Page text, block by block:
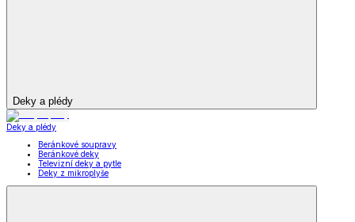
Deky a plédy
Deky a plédy
Beránkové soupravy
Beránkové deky
Televizní deky a pytle
Deky z mikroplyše